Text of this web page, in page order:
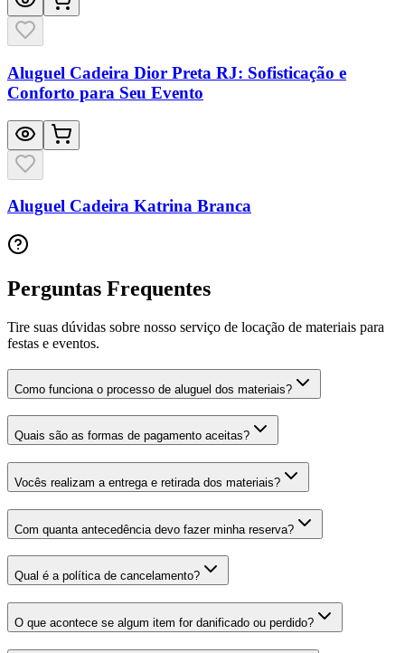
Aluguel Cadeira Dior Preta RJ: Sofisticação e
Conforto para Seu Evento
Aluguel Cadeira Katrina Branca
Perguntas Frequentes
Tire suas dúvidas sobre nosso serviço de locação de materiais para
festas e eventos.
Como funciona o processo de aluguel dos materiais?
Quais são as formas de pagamento aceitas?
Vocês realizam a entrega e retirada dos materiais?
Com quanta antecedência devo fazer minha reserva?
Qual é a política de cancelamento?
O que acontece se algum item for danificado ou perdido?